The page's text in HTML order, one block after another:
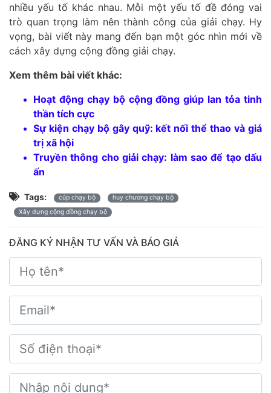
nhiều yếu tố khác nhau. Mỗi một yếu tố đề đóng vai
trò quan trọng làm nên thành công của giải chạy. Hy
vọng, bài viết này mang đến bạn một góc nhìn mới về
cách xây dựng cộng đồng giải chạy.
Xem thêm bài viết khác:
Hoạt động chạy bộ cộng đồng giúp lan tỏa tinh
thần tích cực
Sự kiện chạy bộ gây quỹ: kết nối thể thao và giá
trị xã hội
Truyền thông cho giải chạy: làm sao để tạo dấu
ấn
Tags: cúp chạy bộ
huy chương chạy bộ
Xây dựng cộng đồng chạy bộ
ĐĂNG KÝ NHẬN TƯ VẤN VÀ BÁO GIÁ